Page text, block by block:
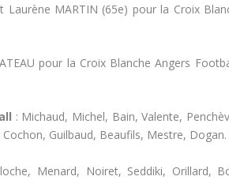
Laurène MARTIN (65e) pour la Croix
pour la Croix Blanche Angers
: Michaud, Michel, Bain, Valente,
Guilbaud, Beaufils, Mestre,
Menard, Noiret, Seddiki, Orillard,